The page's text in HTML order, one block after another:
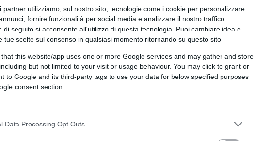
partner utilizziamo, sul nostro sito, tecnologie come i cookie per personalizzare
fornire funzionalità per social media e analizzare il nostro traffico.
di seguito si acconsente all'utilizzo di questa tecnologia. Puoi cambiare idea e
tue scelte sul consenso in qualsiasi momento ritornando su questo sito
that this website/app uses one or more Google services and may gather and store
but not limited to your visit or usage behaviour. You may click to grant or
to Google and its third-party tags to use your data for below specified purposes
consent section.
Data Processing Opt Outs
nellaStriscia di Gaza, teatro da
riconosce il diritto di Israele “come
lo assolve “la legge umanitaria
all’ingresso di materiali” che avrebbero
mezzi per la sopravvivenza”.